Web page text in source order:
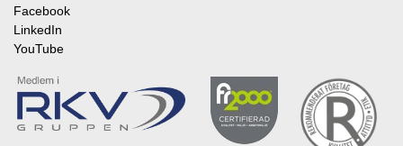
Facebook
LinkedIn
YouTube